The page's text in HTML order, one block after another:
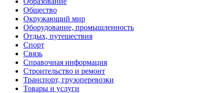
Общество
Окружающий мир
Оборудование, промышленность
Отдых, путешествия
Спорт
Связь
Справочная информация
Строительство и ремонт
Транспорт, грузоперевозки
Товары и услуги